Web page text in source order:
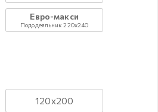
Евро-макси
Пододеяльник 220x240
120х200